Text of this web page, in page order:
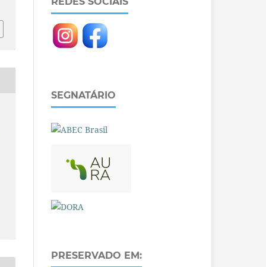
SEGNATÁRIO
PRESERVADO EM: